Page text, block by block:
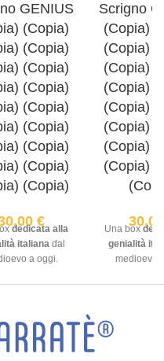
GENIUS
(Copia)
(Copia)
(Copia)
(Copia)
(Copia)
(Copia)
(Copia)
(Copia)
(Copia)
€
dedicata alla
italianadal
a oggi.
Scrigno
(Copia)
(Copia)
(Copia)
(Copia)
(Copia)
(Copia)
(Copia)
(Copia)
Una box
genialità
medioevo